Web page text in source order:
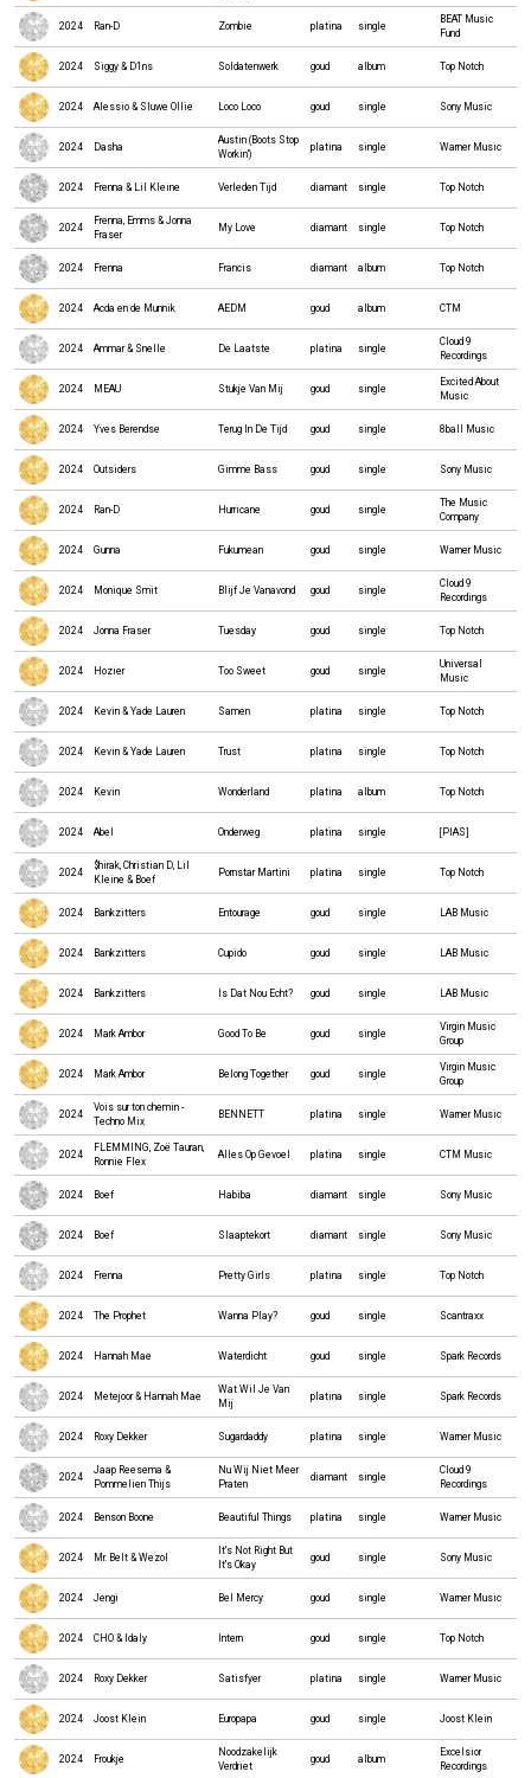
2024 Ran-D Zombie platina single
BEAT Music
Fund
2024 Siggy & D1ns Soldatenwerk goud album Top Notch
2024 Alessio & Sluwe Ollie Loco Loco goud single Sony Music
2024 Dasha
Austin (Boots Stop
Workin')
platina single Warner Music
2024 Frenna & Lil Kleine Verleden Tijd diamant single Top Notch
2024
Frenna, Emms & Jonna
Fraser
My Love diamant single Top Notch
2024 Frenna Francis diamant album Top Notch
2024 Acda en de Munnik AEDM goud album CTM
2024 Ammar & Snelle De Laatste platina single
Cloud 9
Recordings
2024 MEAU Stukje Van Mij goud single
Excited About
Music
2024 Yves Berendse Terug In De Tijd goud single 8ball Music
2024 Outsiders Gimme Bass goud single Sony Music
2024 Ran-D Hurricane goud single
The Music
Company
2024 Gunna Fukumean goud single Warner Music
2024 Monique Smit Blijf Je Vanavond goud single
Cloud 9
Recordings
2024 Jonna Fraser Tuesday goud single Top Notch
2024 Hozier Too Sweet goud single
Universal
Music
2024 Kevin & Yade Lauren Samen platina single Top Notch
2024 Kevin & Yade Lauren Trust platina single Top Notch
2024 Kevin Wonderland platina album Top Notch
2024 Abel Onderweg platina single [PIAS]
2024
$hirak, Christian D, Lil
Kleine & Boef
Pornstar Martini platina single Top Notch
2024 Bankzitters Entourage goud single LAB Music
2024 Bankzitters Cupido goud single LAB Music
2024 Bankzitters Is Dat Nou Echt? goud single LAB Music
2024 Mark Ambor Good To Be goud single
Virgin Music
Group
2024 Mark Ambor Belong Together goud single
Virgin Music
Group
2024
Vois sur ton chemin -
Techno Mix
BENNETT platina single Warner Music
2024
FLEMMING, Zoë Tauran,
Ronnie Flex
Alles Op Gevoel platina single CTM Music
2024 Boef Habiba diamant single Sony Music
2024 Boef Slaaptekort diamant single Sony Music
2024 Frenna Pretty Girls platina single Top Notch
2024 The Prophet Wanna Play? goud single Scantraxx
2024 Hannah Mae Waterdicht goud single Spark Records
2024 Metejoor & Hannah Mae
Wat Wil Je Van
Mij
platina single Spark Records
2024 Roxy Dekker Sugardaddy platina single Warner Music
2024
Jaap Reesema &
Pommelien Thijs
Nu Wij Niet Meer
Praten
diamant single
Cloud 9
Recordings
2024 Benson Boone Beautiful Things platina single Warner Music
2024 Mr. Belt & Wezol
It's Not Right But
It's Okay
goud single Sony Music
2024 Jengi Bel Mercy goud single Warner Music
2024 CHO & Idaly Intern goud single Top Notch
2024 Roxy Dekker Satisfyer platina single Warner Music
2024 Joost Klein Europapa goud single Joost Klein
2024 Froukje
Noodzakelijk
Verdriet
goud album
Excelsior
Recordings